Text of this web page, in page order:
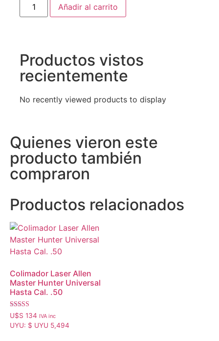
Añadir al carrito
Productos vistos
recientemente
No recently viewed products to display
Quienes vieron este
producto también
compraron
Productos relacionados
Colimador Laser Allen
Master Hunter Universal
Hasta Cal. .50
Valorado con
5.00
de 5
U$S 134 IVA inc
UYU: $ UYU 5,494